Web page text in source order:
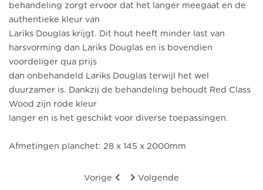
behandeling zorgt ervoor dat het langer meegaat en de
authentieke kleur van
Lariks Douglas krijgt. Dit hout heeft minder last van
harsvorming dan Lariks Douglas en is bovendien
voordeliger qua prijs
dan onbehandeld Lariks Douglas terwijl het wel
duurzamer is. Dankzij de behandeling behoudt Red Class
Wood zijn rode kleur
langer en is het geschikt voor diverse toepassingen.
Afmetingen planchet: 28 x 145 x 2000mm
Vorige Volgende